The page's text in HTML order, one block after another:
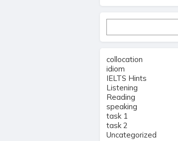
collocation
idiom
IELTS Hints
Listening
Reading
speaking
task 1
task 2
Uncategorized